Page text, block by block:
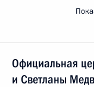
Официальная
и Светланы